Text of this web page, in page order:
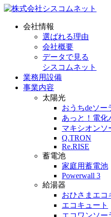
会社情報
選ばれる理由
会社概要
データで見る
シスコムネット
業務用設備
事業内容
太陽光
おうちdeソー
あっと！電化
マキシオンソ
Q.TRON
Re.RISE
蓄電池
家庭用蓄電池
Powerwall 3
給湯器
おひさまエコ
エコキュート
エコワンソー